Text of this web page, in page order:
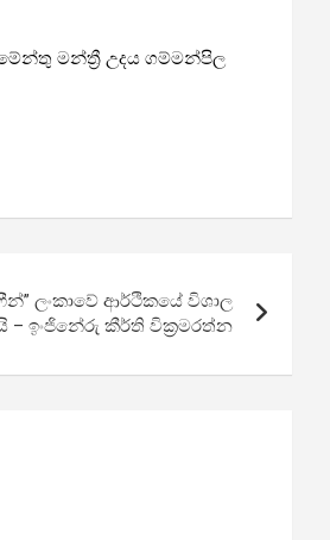
මන්ත්‍රී උදය ගම්මන්පිල
ලංකාවේ ආර්ථිකයේ විශාල
– ඉංජිනේරු කීර්ති වික්‍රමරත්න